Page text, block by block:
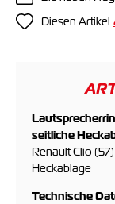
Diesen Artikel
seitliche
Renault Clio
Heckablage
Technische